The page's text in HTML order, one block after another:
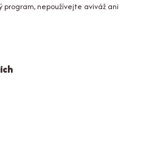
program, nepoužívejte aviváž ani